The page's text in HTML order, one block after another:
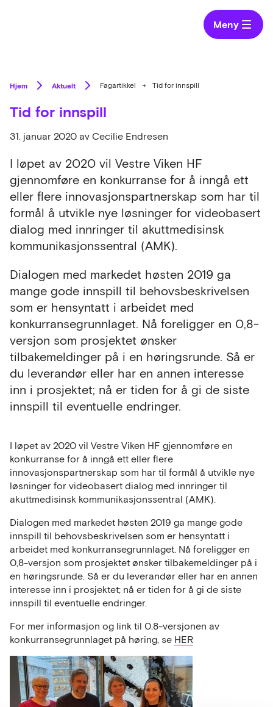
Meny
Hjem Aktuelt Fagartikkel → Tid for innspill
Tid for innspill
31. januar 2020 av Cecilie Endresen
I løpet av 2020 vil Vestre Viken HF
gjennomføre en konkurranse for å inngå ett
eller flere innovasjonspartnerskap som har til
formål å utvikle nye løsninger for videobasert
dialog med innringer til akuttmedisinsk
kommunikasjonssentral (AMK).
Dialogen med markedet høsten 2019 ga
mange gode innspill til behovsbeskrivelsen
som er hensyntatt i arbeidet med
konkurransegrunnlaget. Nå foreligger en 0,8-
versjon som prosjektet ønsker
tilbakemeldinger på i en høringsrunde. Så er
du leverandør eller har en annen interesse
inn i prosjektet; nå er tiden for å gi de siste
innspill til eventuelle endringer.
I løpet av 2020 vil Vestre Viken HF gjennomføre en
konkurranse for å inngå ett eller flere
innovasjonspartnerskap som har til formål å utvikle nye
løsninger for videobasert dialog med innringer til
akuttmedisinsk kommunikasjonssentral (AMK).
Dialogen med markedet høsten 2019 ga mange gode
innspill til behovsbeskrivelsen som er hensyntatt i
arbeidet med konkurransegrunnlaget. Nå foreligger en
0,8-versjon som prosjektet ønsker tilbakemeldinger på i
en høringsrunde. Så er du leverandør eller har en annen
interesse inn i prosjektet; nå er tiden for å gi de siste
innspill til eventuelle endringer.
For mer informasjon og link til 0.8-versjonen av
konkurransegrunnlaget på høring, se HER